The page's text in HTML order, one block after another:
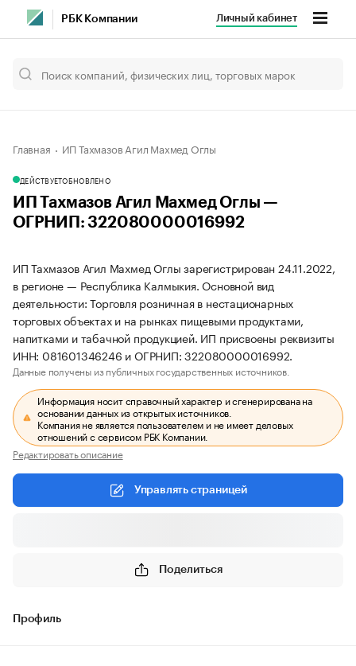
РБК Компании Личный кабинет
Главная ИП Тахмазов Агил Махмед Оглы
ДЕЙСТВУЕТОБНОВЛЕНО
ИП Тахмазов Агил Махмед Оглы —
ОГРНИП: 322080000016992
ИП Тахмазов Агил Махмед Оглы зарегистрирован 24.11.2022,
в регионе — Республика Калмыкия. Основной вид
деятельности: Торговля розничная в нестационарных
торговых объектах и на рынках пищевыми продуктами,
напитками и табачной продукцией. ИП присвоены реквизиты
ИНН: 081601346246 и ОГРНИП: 322080000016992.
Данные получены из публичных государственных источников.
Информация носит справочный характер и сгенерирована на
основании данных из открытых источников.
Компания не является пользователем и не имеет деловых
отношений с сервисом РБК Компании.
Редактировать описание
Управлять страницей
Поделиться
Профиль